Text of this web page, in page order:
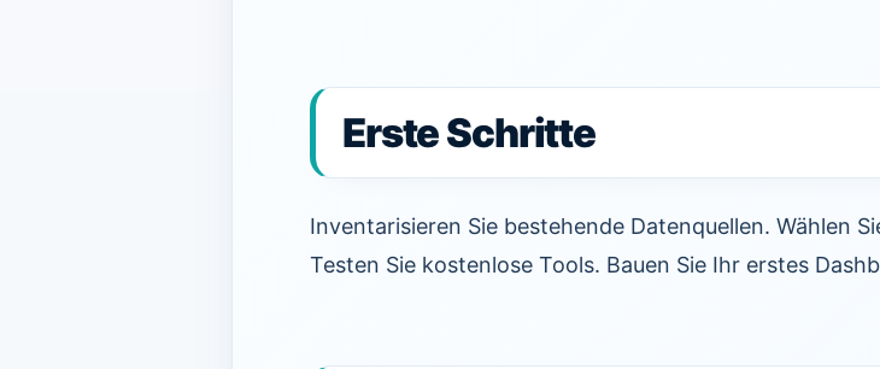
Erste Schritte
Inventarisieren Sie bestehende Datenquellen. Wählen
Testen Sie kostenlose Tools. Bauen Sie Ihr erstes